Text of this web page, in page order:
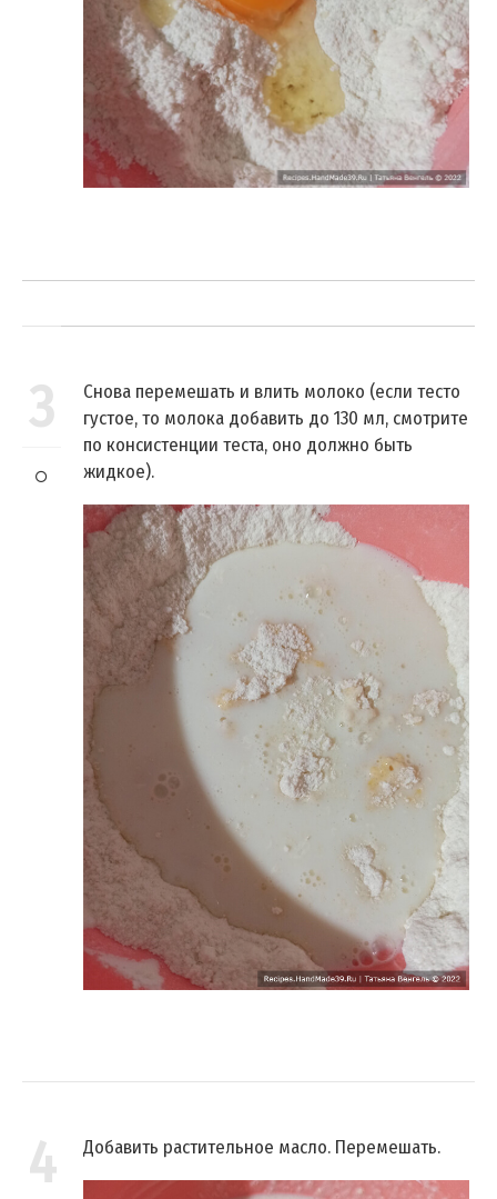
3
Снова перемешать и влить молоко (если тесто
густое, то молока добавить до 130 мл, смотрите
по консистенции теста, оно должно быть
жидкое).
4 Добавить растительное масло. Перемешать.